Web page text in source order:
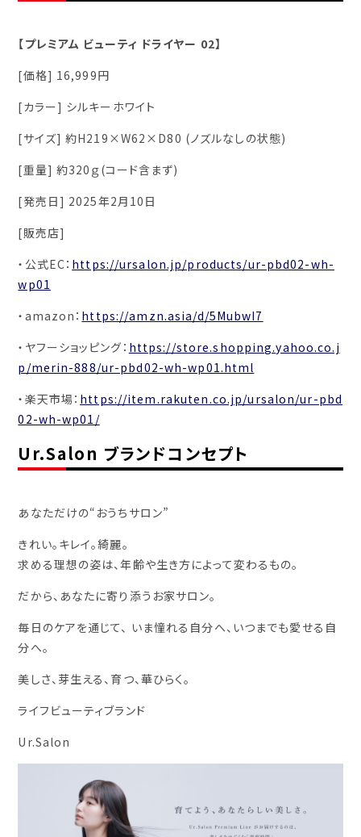
【プレミアム ビューティ ドライヤー 02】
[価格] 16,999円
[カラー] シルキーホワイト
[サイズ] 約H219×W62×D80 (ノズルなしの状態)
[重量] 約320ｇ(コード含まず)
[発売日] 2025年2月10日
[販売店]
・公式EC： https://ursalon.jp/products/ur-pbd02-wh-
wp01
・amazon： https://amzn.asia/d/5MubwI7
・ヤフーショッピング： https://store.shopping.yahoo.co.j
p/merin-888/ur-pbd02-wh-wp01.html
・楽天市場： https://item.rakuten.co.jp/ursalon/ur-pbd
02-wh-wp01/
Ur.Salon ブランドコンセプト
あなただけの“おうちサロン”
きれい。キレイ。綺麗。
求める理想の姿は、年齢や生き方によって変わるもの。
だから、あなたに寄り添うお家サロン。
毎日のケアを通じて、 いま憧れる自分へ、いつまでも愛せる自
分へ。
美しさ、芽生える、育つ、華ひらく。
ライフビューティブランド
Ur.Salon